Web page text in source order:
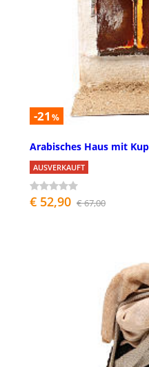
-21 %
Arabisches Haus mit
AUSVERKAUFT
€ 52,90 € 67,00